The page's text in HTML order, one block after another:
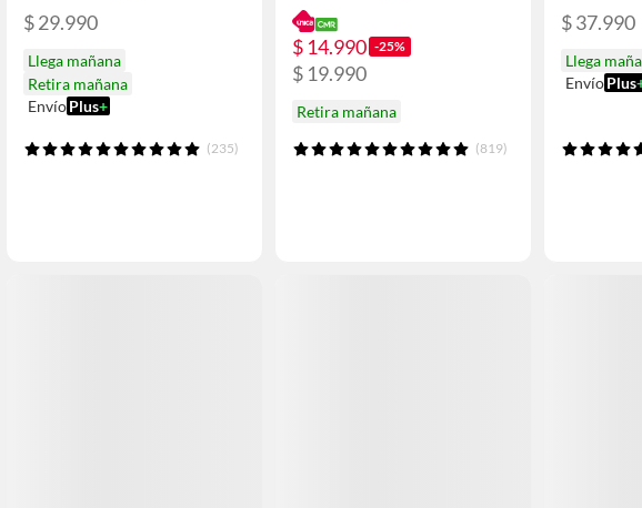
$ 29.990
Llega mañana
Retira mañana
EnvíoPlus+
(235)
$ 14.990 -25%
$ 19.990
Retira mañana
(819)
$ 37.990
Llega
EnvíoPlus